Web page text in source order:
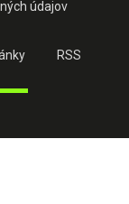
údajov
RSS